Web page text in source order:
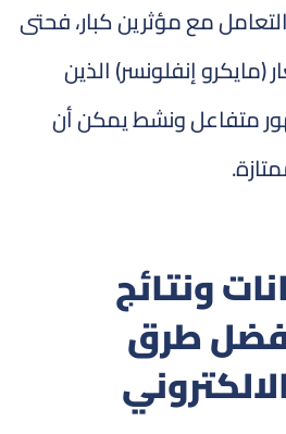
مع مؤثرين كبار، فحتى
(مايكرو إنفلونسر) الذين
متفاعل ونشط يمكن أن
ونتائج
طرق